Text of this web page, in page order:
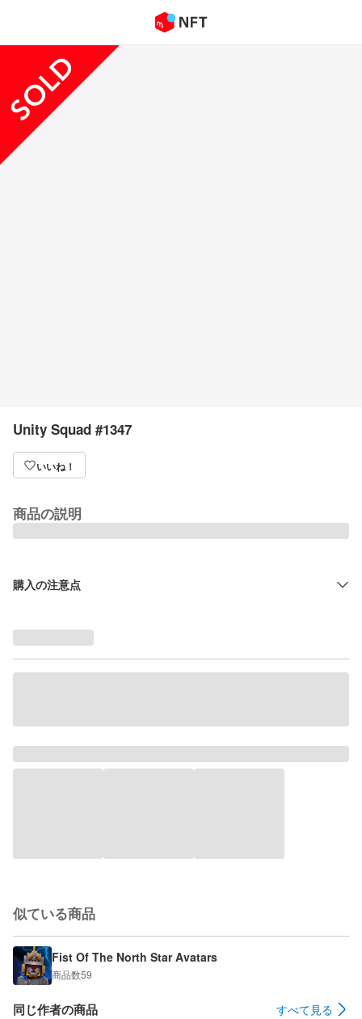
Unity Squad #1347
いいね！
商品の説明
購入の注意点
似ている商品
Fist Of The North Star Avatars
商品数59
同じ作者の商品 すべて見る